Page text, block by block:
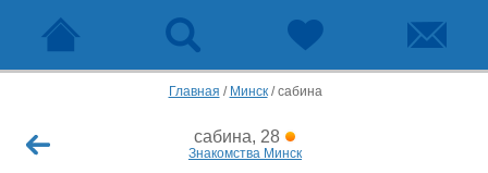
Главная / Минск/сабина
сабина, 28
Знакомства Минск